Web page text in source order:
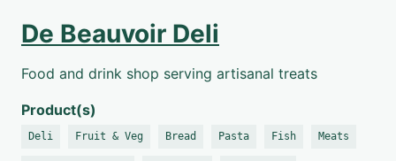
De Beauvoir Deli
Food and drink shop serving artisanal treats
Product(s)
Deli Fruit & Veg Bread Pasta Fish Meats